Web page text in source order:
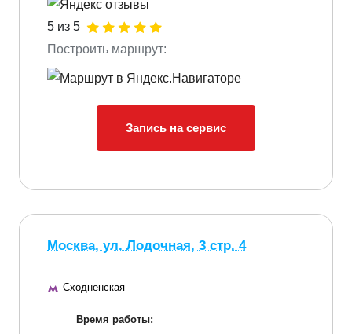
5 из 5
Построить маршрут:
Запись на сервис
Москва, ул. Лодочная, 3 стр. 4
Сходненская
Время работы: